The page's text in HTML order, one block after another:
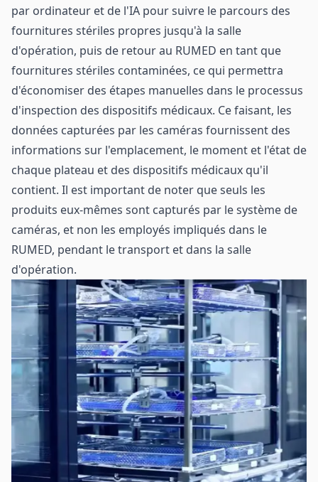
par ordinateur et de l'IA pour suivre le parcours des
fournitures stériles propres jusqu'à la salle
d'opération, puis de retour au RUMED en tant que
fournitures stériles contaminées, ce qui permettra
d'économiser des étapes manuelles dans le processus
d'inspection des dispositifs médicaux. Ce faisant, les
données capturées par les caméras fournissent des
informations sur l'emplacement, le moment et l'état de
chaque plateau et des dispositifs médicaux qu'il
contient. Il est important de noter que seuls les
produits eux-mêmes sont capturés par le système de
caméras, et non les employés impliqués dans le
RUMED, pendant le transport et dans la salle
d'opération.